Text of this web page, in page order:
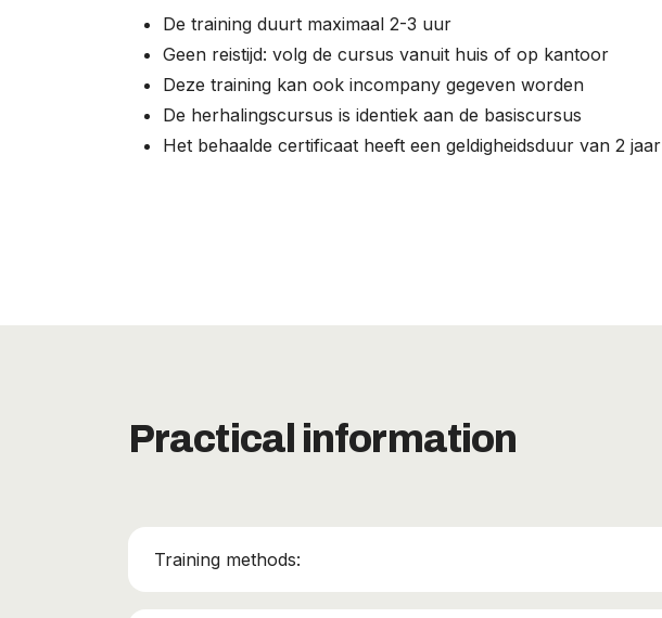
De training duurt maximaal 2-3 uur
Geen reistijd: volg de cursus vanuit huis of op kantoor
Deze training kan ook incompany gegeven worden
De herhalingscursus is identiek aan de basiscursus
Het behaalde certificaat heeft een geldigheidsduur van 2 jaar
Practical information
Training methods: